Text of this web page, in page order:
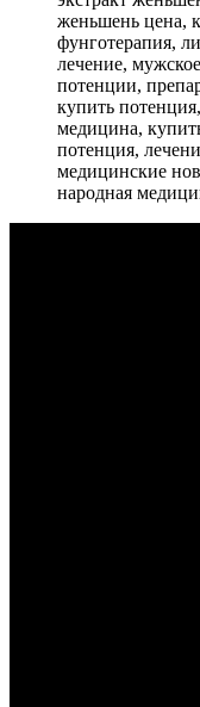
женьшень цена,
фунготерапия,
лечение,
потенции,
купить
медицина,
потенция,
медицинские
народная